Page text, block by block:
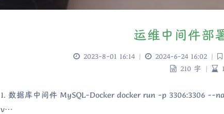
运维中间件部
2023-8-01 16:14 | 2024-6-24 16:02 |
210 字 |
1. 数据库中间件 MySQL-Docker docker run -p 3306:3306
v…